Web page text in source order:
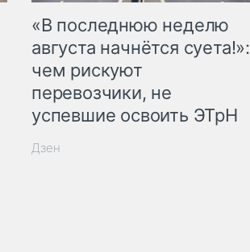
«В последнюю неделю
августа начнётся суета!»:
чем рискуют
перевозчики, не
успевшие освоить ЭТрН
Дзен